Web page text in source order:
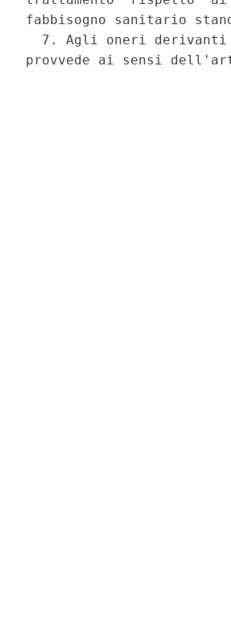
fabbisogno sanitario
7. Agli oneri